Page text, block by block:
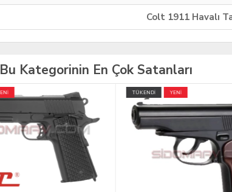
Colt 1911 Havalı
Bu Kategorinin En Çok Satanları
TÜKENDİ YENİ